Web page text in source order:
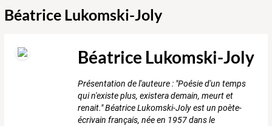
Béatrice Lukomski-Joly
Béatrice Lukomski-Joly
Présentation de l'auteure : "Poésie d'un temps
qui n'existe plus, existera demain, meurt et
renait." Béatrice Lukomski-Joly est un poète-
écrivain français, née en 1957 dans le